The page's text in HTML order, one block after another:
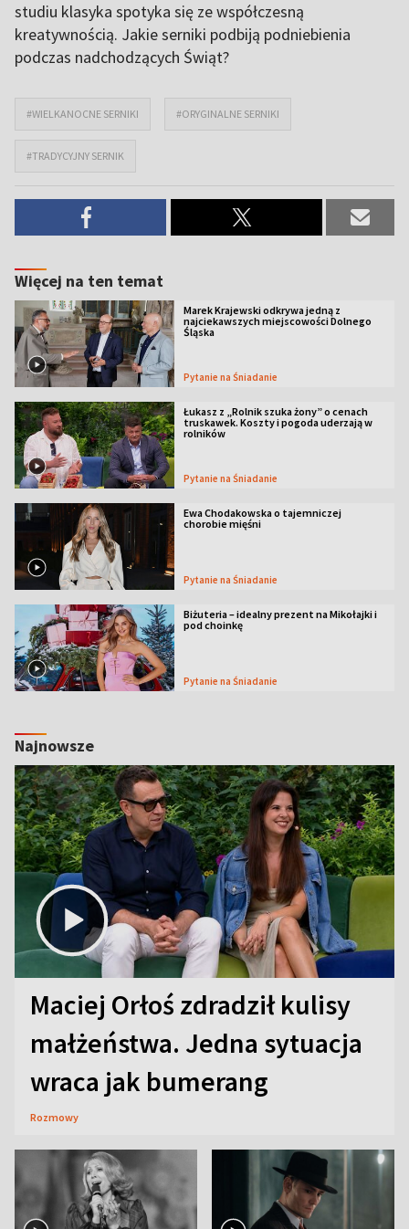
studiu klasyka spotyka się ze współczesną
kreatywnością. Jakie serniki podbiją podniebienia
podczas nadchodzących Świąt?
#WIELKANOCNE SERNIKI #ORYGINALNE SERNIKI
#TRADYCYJNY SERNIK
Więcej na ten temat
Marek Krajewski odkrywa jedną z
najciekawszych miejscowości Dolnego
Śląska
Pytanie na Śniadanie
Łukasz z „Rolnik szuka żony” o cenach
truskawek. Koszty i pogoda uderzają w
rolników
Pytanie na Śniadanie
Ewa Chodakowska o tajemniczej
chorobie mięśni
Pytanie na Śniadanie
Biżuteria – idealny prezent na Mikołajki i
pod choinkę
Pytanie na Śniadanie
Najnowsze
Maciej Orłoś zdradził kulisy
małżeństwa. Jedna sytuacja
wraca jak bumerang
Rozmowy